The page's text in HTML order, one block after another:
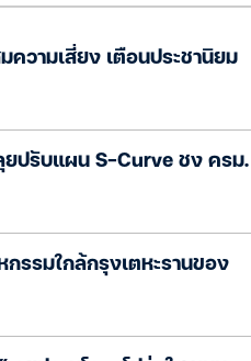
วามเสี่ยง เตือนประชานิยม
ยปรับแผน S-Curve ชง ครม.
รรมใกล้กรุงเตหะรานของ